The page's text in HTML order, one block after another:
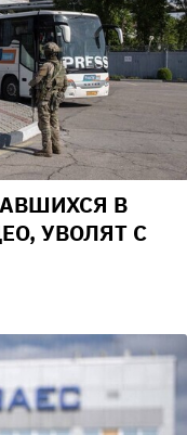
В
УВОЛЯТ С